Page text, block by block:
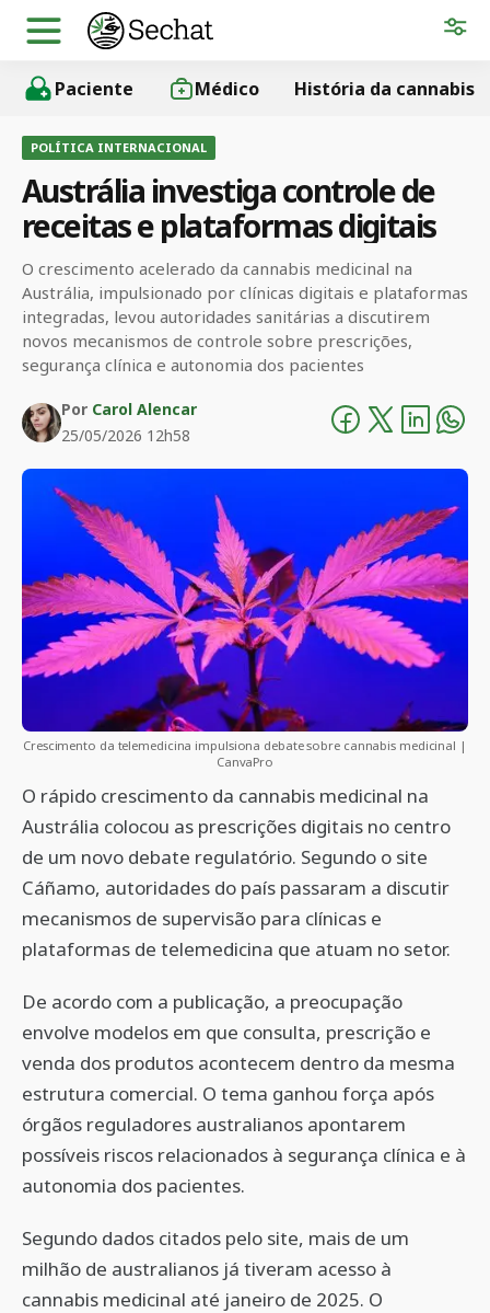
Paciente Médico História da cannabis
POLÍTICA INTERNACIONAL
Austrália investiga controle de
receitas e plataformas digitais
O crescimento acelerado da cannabis medicinal na
Austrália, impulsionado por clínicas digitais e plataformas
integradas, levou autoridades sanitárias a discutirem
novos mecanismos de controle sobre prescrições,
segurança clínica e autonomia dos pacientes
Por Carol Alencar
25/05/2026 12h58
Crescimento da telemedicina impulsiona debate sobre cannabis medicinal |
CanvaPro
O rápido crescimento da cannabis medicinal na
Austrália colocou as prescrições digitais no centro
de um novo debate regulatório. Segundo o site
Cáñamo, autoridades do país passaram a discutir
mecanismos de supervisão para clínicas e
plataformas de telemedicina que atuam no setor.
De acordo com a publicação, a preocupação
envolve modelos em que consulta, prescrição e
venda dos produtos acontecem dentro da mesma
estrutura comercial. O tema ganhou força após
órgãos reguladores australianos apontarem
possíveis riscos relacionados à segurança clínica e à
autonomia dos pacientes.
Segundo dados citados pelo site, mais de um
milhão de australianos já tiveram acesso à
cannabis medicinal até janeiro de 2025. O